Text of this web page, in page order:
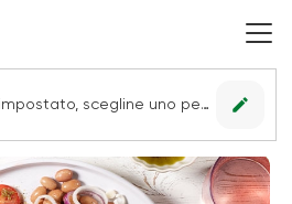
Nessun punto vendita impostato, scegline uno per vedere le offerte. edit